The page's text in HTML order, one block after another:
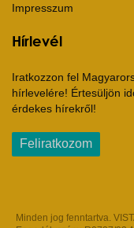
Impresszum
Hírlevél
Iratkozzon fel
hírlevelére! Értesüljön
érdekes hírekről!
Feliratkozom
Minden jog fenntartva.